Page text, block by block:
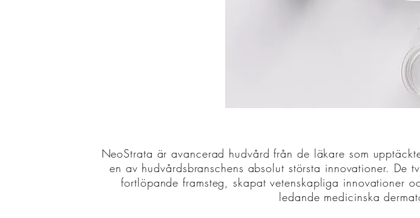
NeoStrata är avancerad hudvård från de läkare som
en av hudvårdsbranschens absolut största innovationer.
fortlöpande framsteg, skapat vetenskapliga innovationer
ledande medicinska